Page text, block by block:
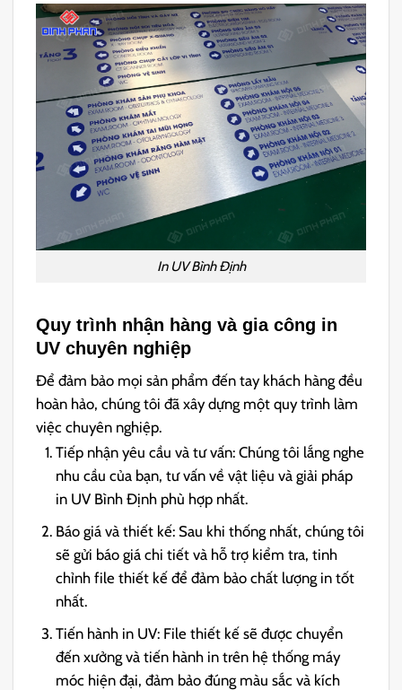
In UV Bình Định
Quy trình nhận hàng và gia công in
UV chuyên nghiệp
Để đảm bảo mọi sản phẩm đến tay khách hàng đều
hoàn hảo, chúng tôi đã xây dựng một quy trình làm
việc chuyên nghiệp.
Tiếp nhận yêu cầu và tư vấn: Chúng tôi lắng nghe
nhu cầu của bạn, tư vấn về vật liệu và giải pháp
in UV Bình Định phù hợp nhất.
Báo giá và thiết kế: Sau khi thống nhất, chúng tôi
sẽ gửi báo giá chi tiết và hỗ trợ kiểm tra, tinh
chỉnh file thiết kế để đảm bảo chất lượng in tốt
nhất.
Tiến hành in UV: File thiết kế sẽ được chuyển
đến xưởng và tiến hành in trên hệ thống máy
móc hiện đại, đảm bảo đúng màu sắc và kích